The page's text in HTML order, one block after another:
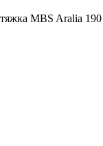
MBS Aralia